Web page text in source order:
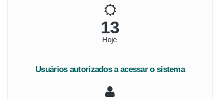
15
Hoje
Usuários autorizados a acessar o sistema